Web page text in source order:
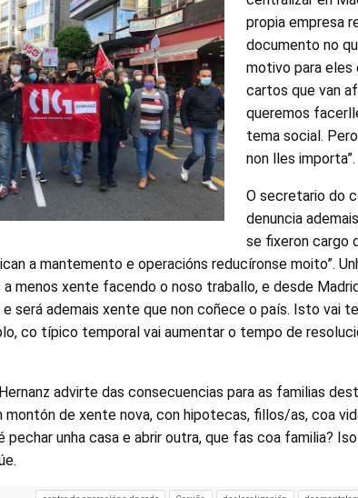
propia empresa
documento no
motivo para eles
cartos que van
queremos
tema social.
non lles importa”.
O secretario do
denuncia
se fixeron cargo
a mantemento e operacións reducíronse moito”.
menos xente facendo o noso traballo, e desde
será ademais xente que non coñece o país. Isto vai
co típico temporal vai aumentar o tempo de
advirte das consecuencias para as familias
montón de xente nova, con hipotecas, fillos/as, coa
pechar unha casa e abrir outra, que fas coa familia?